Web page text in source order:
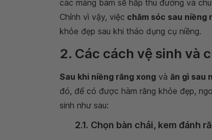
các mảng bám sẽ hấp thu đường và
Chính vì vậy, việc chăm sóc sau niềng
khỏe đẹp sau khi tháo dụng cụ niềng.
2. Các cách vệ sinh và
Sau khi niềng răng xong và ăn gì sau
đó, để có được hàm răng khỏe đẹp,
sinh như sau:
2.1. Chọn bàn chải, kem đánh